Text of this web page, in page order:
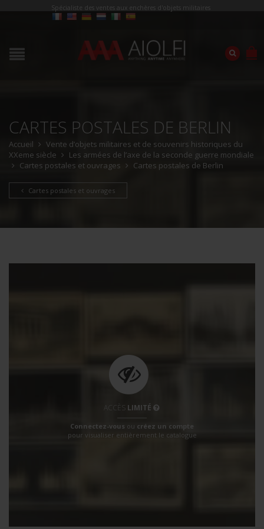
Spécialiste des ventes aux enchères d'objets militaires
CARTES POSTALES DE BERLIN
Accueil
Vente d’objets militaires et de souvenirs historiques du
XXeme siècle
Les armées de l’axe de la seconde guerre mondiale
Cartes postales et ouvrages
Cartes postales de Berlin
Cartes postales et ouvrages
ACCÈS LIMITÉ
Connectez-vous ou créez un compte
pour visualiser entièrement le catalogue